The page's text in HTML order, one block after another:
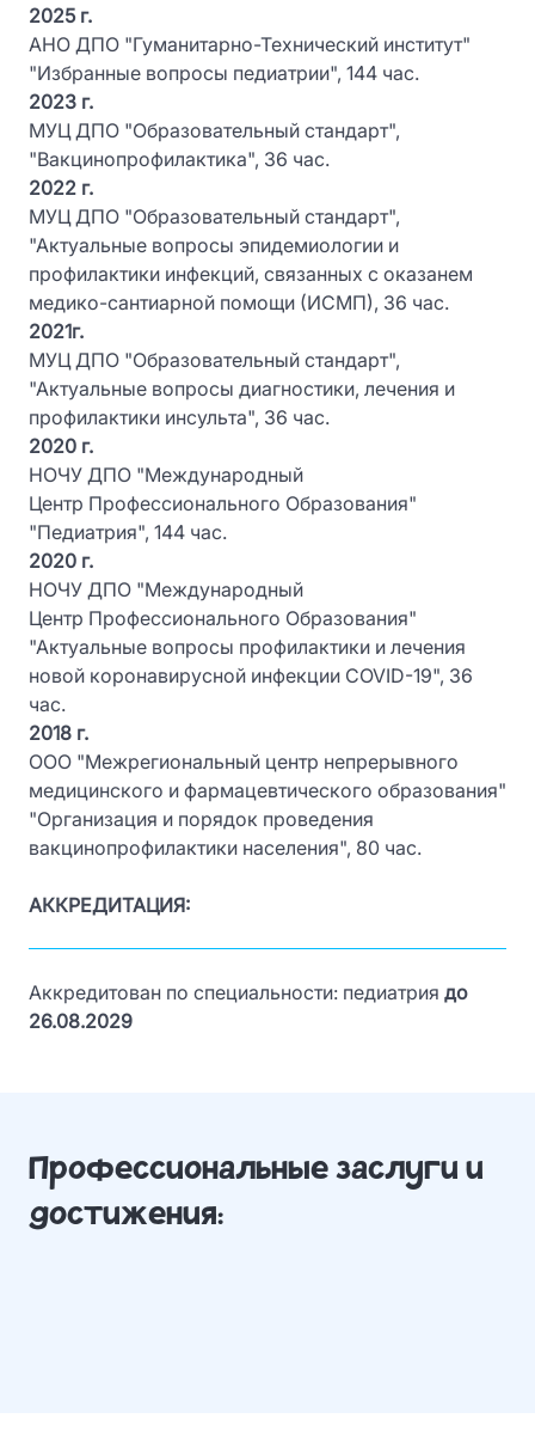
2025 г.
АНО ДПО "Гуманитарно-Технический институт"
"Избранные вопросы педиатрии", 144 час.
2023 г.
МУЦ ДПО "Образовательный стандарт",
"Вакцинопрофилактика", 36 час.
2022 г.
МУЦ ДПО "Образовательный стандарт",
"Актуальные вопросы эпидемиологии и
профилактики инфекций, связанных с оказанем
медико-сантиарной помощи (ИСМП), 36 час.
2021г.
МУЦ ДПО "Образовательный стандарт",
"Актуальные вопросы диагностики, лечения и
профилактики инсульта", 36 час.
2020 г.
НОЧУ ДПО "Международный
Центр Профессионального Образования"
"Педиатрия", 144 час.
2020 г.
НОЧУ ДПО "Международный
Центр Профессионального Образования"
"Актуальные вопросы профилактики и лечения
новой коронавирусной инфекции COVID-19", 36
час.
2018 г.
ООО "Межрегиональный центр непрерывного
медицинского и фармацевтического образования"
"Организация и порядок проведения
вакцинопрофилактики населения", 80 час.
АККРЕДИТАЦИЯ:
Аккредитован по специальности: педиатрия до
26.08.2029
Профессиональные заслуги и
достижения: